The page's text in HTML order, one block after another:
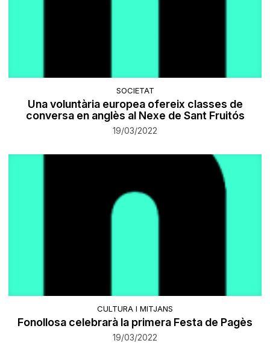
SOCIETAT
Una voluntària europea ofereix classes de
conversa en anglès al Nexe de Sant Fruitós
19/03/2022
CULTURA I MITJANS
Fonollosa celebrarà la primera Festa de Pagès
19/03/2022